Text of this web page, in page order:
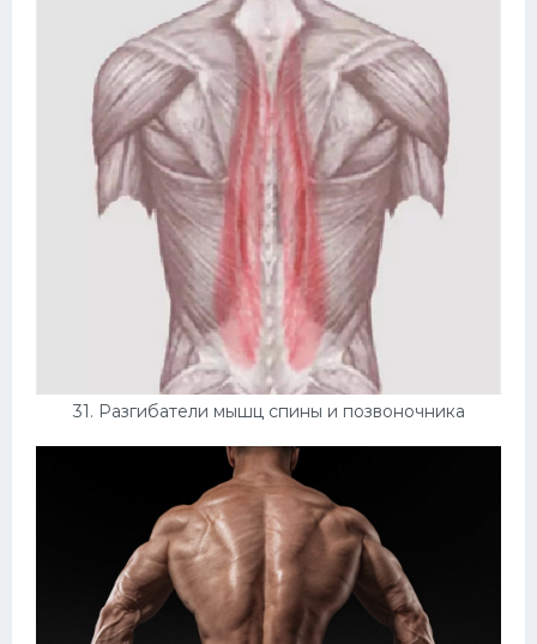
31. Разгибатели мышц спины и позвоночника